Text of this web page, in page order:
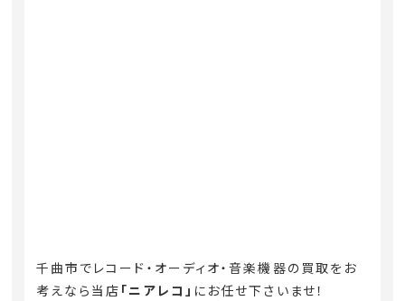
千曲市でレコード・オーディオ・音楽機器の買取をお
考えなら当店 「ニアレコ」 にお任せ下さいませ！